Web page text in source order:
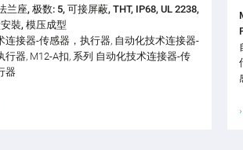
兰座, 极数: 5, 可接屏蔽, THT, IP68, UL 2238,
裝, 模压成型
连接器-传感器，执行器, 自动化技术连接器-
行器, M12-A扣, 系列 自动化技术连接器-传
器